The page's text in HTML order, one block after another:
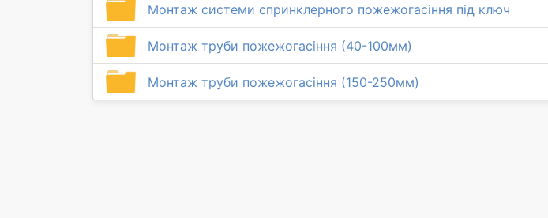
Монтаж системи спринклерного пожежогасіння під ключ
Монтаж труби пожежогасіння (40-100мм)
Монтаж труби пожежогасіння (150-250мм)